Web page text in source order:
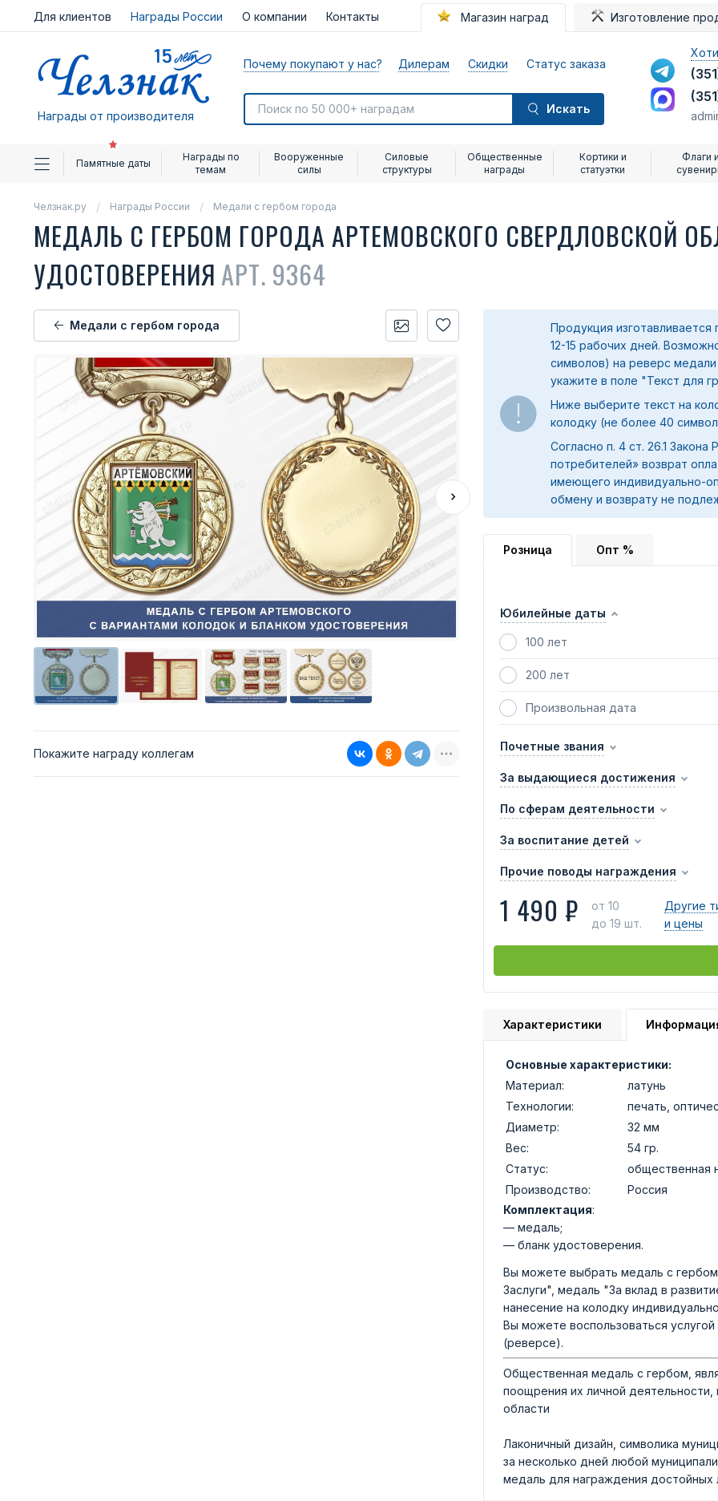
Для клиентов Награды России О компании Контакты Магазин наград Изготовление
Награды от производителя
Почему покупают у нас? Дилерам Скидки Статус заказа
Искать
Памятные даты
Награды по
темам
Вооруженные
силы
Силовые
структуры
Общественные
награды
Кортики и
статуэтки
Флаги и
Челзнак.ру Награды России Медали с гербом города
МЕДАЛЬ С ГЕРБОМ ГОРОДА АРТЕМОВСКОГО СВЕРДЛОВСКОЙ
УДОСТОВЕРЕНИЯ АРТ. 9364
Медали с гербом города
Покажите награду коллегам
Продукция изготавливается
12-15 рабочих дней.
символов) на реверс
укажите в поле "Текст для
Ниже выберите текст на
колодку (не более 40
Согласно п. 4 ст. 26.1
потребителей» возврат
имеющего индивидуально-
обмену и возврату не
Розница Опт %
Юбилейные даты
100 лет
200 лет
Произвольная дата
Почетные звания
За выдающиеся достижения
По сферам деятельности
За воспитание детей
Прочие поводы награждения
1 490 ₽
от 10
до 19 шт.
Другие
и цены
Характеристики
Основные характеристики:
Материал:
латунь
Технологии:
печать,
Диаметр:
32 мм
Вес:
54 гр.
Статус:
общественная
Производство:
Россия
Комплектация:
— медаль;
— бланк удостоверения.
Вы можете выбрать медаль с
Заслуги", медаль "За вклад в
нанесение на колодку
Вы можете воспользоваться
(реверсе).
Общественная медаль с гербом,
поощрения их личной
области
Лаконичный дизайн, символика
за несколько дней любой
медаль для награждения достойных